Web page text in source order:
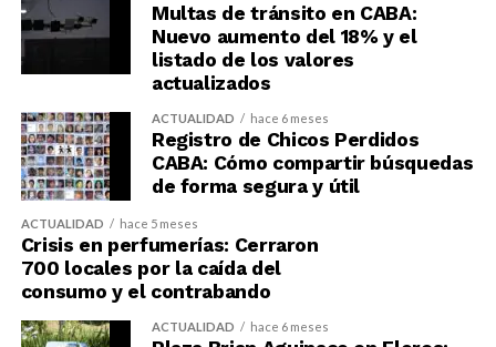
Multas de tránsito en CABA:
Nuevo aumento del 18% y el
listado de los valores
actualizados
ACTUALIDAD hace 6 meses
Registro de Chicos Perdidos
CABA: Cómo compartir búsquedas
de forma segura y útil
ACTUALIDAD hace 5 meses
Crisis en perfumerías: Cerraron
700 locales por la caída del
consumo y el contrabando
ACTUALIDAD hace 6 meses